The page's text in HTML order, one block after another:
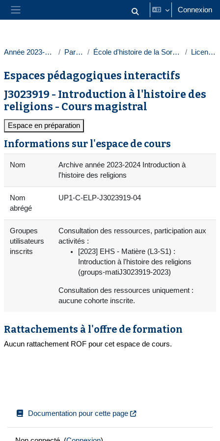
Passer au contenu principal
Panneau latéral Activer/désactiver la saisie
Connexion
Année 2023-2024 Paris 1 École d'histoire de la Sorbonne Licences
Espaces pédagogiques interactifs
J3023919 - Introduction à l'histoire des
religions - Cours magistral
Espace en préparation
Informations sur l'espace de cours
Nom
Archive année 2023-2024 Introduction à
l'histoire des religions
Nom
abrégé
UP1-C-ELP-J3023919-04
Groupes
utilisateurs
inscrits
Consultation des ressources, participation aux
activités :
[2023] EHS - Matière (L3-S1) :
Introduction à l'histoire des religions
(groups-matiJ3023919-2023)
Consultation des ressources uniquement :
aucune cohorte inscrite.
Rattachements à l'offre de formation
Aucun rattachement ROF pour cet espace de cours.
Documentation pour cette page